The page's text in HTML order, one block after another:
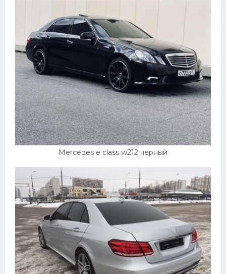
Mercedes e class w212 черный